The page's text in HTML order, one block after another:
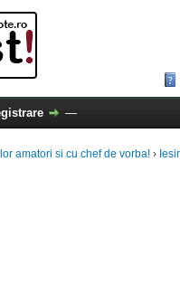
—
amatori si cu chef de vorba! ›